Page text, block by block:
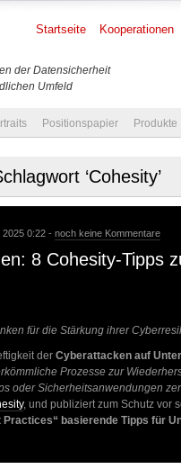
der Datensicherheit
Umfeld
Startseite Kooperationen
Positionspapier Produkte
‘Cohesity’
0:22 - noch keine Kommentare
8 Cohesity-Tipps
für die Stärkung ihrer
der Cyberattacken auf
Prozesse zur
oder Sicherheitsanwendungen
, und publiziert zum Schutz vor
Practices“ basierende Tipps für